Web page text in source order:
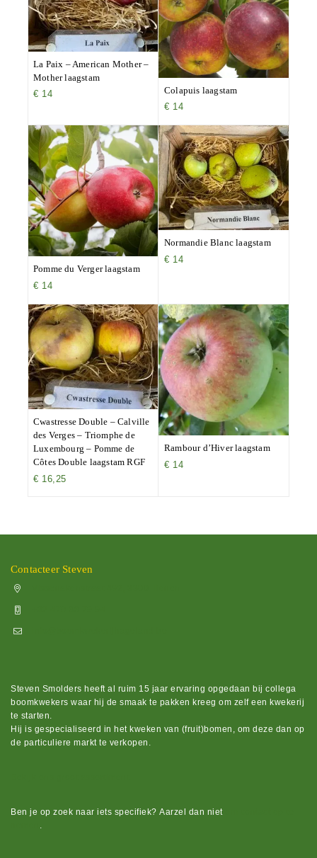
La Paix – American Mother –
Mother laagstam
€ 14
Colapuis laagstam
€ 14
Pomme du Verger laagstam
€ 14
Normandie Blanc laagstam
€ 14
Cwastresse Double – Calville
des Verges – Triomphe de
Luxembourg – Pomme de
Côtes Double laagstam RGF
€ 16,25
Rambour d’Hiver laagstam
€ 14
Contacteer Steven
Steven Smolders heeft al ruim 15 jaar ervaring opgedaan bij collega
boomkwekers waar hij de smaak te pakken kreeg om zelf een kwekerij
te starten.
Hij is gespecialiseerd in het kweken van (fruit)bomen, om deze dan op
de particuliere markt te verkopen.
Ben je op zoek naar iets specifiek? Aarzel dan niet
.